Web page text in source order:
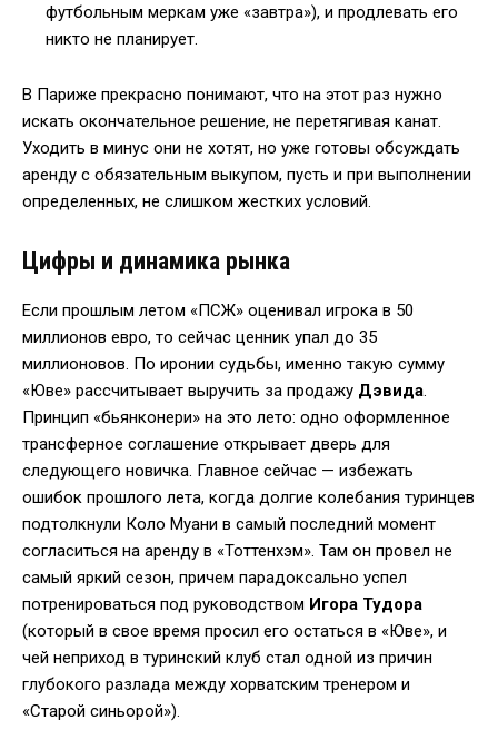
футбольным меркам уже «завтра»), и продлевать его
никто не планирует.
В Париже прекрасно понимают, что на этот раз нужно
искать окончательное решение, не перетягивая канат.
Уходить в минус они не хотят, но уже готовы обсуждать
аренду с обязательным выкупом, пусть и при выполнении
определенных, не слишком жестких условий.
Цифры и динамика рынка
Если прошлым летом «ПСЖ» оценивал игрока в 50
миллионов евро, то сейчас ценник упал до 35
миллионовов. По иронии судьбы, именно такую сумму
«Юве» рассчитывает выручить за продажу Дэвида.
Принцип «бьянконери» на это лето: одно оформленное
трансферное соглашение открывает дверь для
следующего новичка. Главное сейчас — избежать
ошибок прошлого лета, когда долгие колебания туринцев
подтолкнули Коло Муани в самый последний момент
согласиться на аренду в «Тоттенхэм». Там он провел не
самый яркий сезон, причем парадоксально успел
потренироваться под руководством Игора Тудора
(который в свое время просил его остаться в «Юве», и
чей неприход в туринский клуб стал одной из причин
глубокого разлада между хорватским тренером и
«Старой синьорой»).